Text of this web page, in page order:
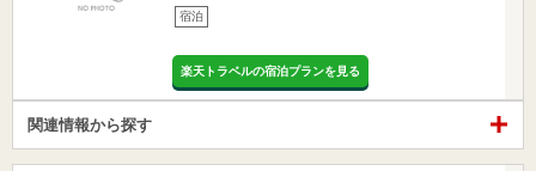
宿泊
楽天トラベルの宿泊プランを見る
関連情報から探す